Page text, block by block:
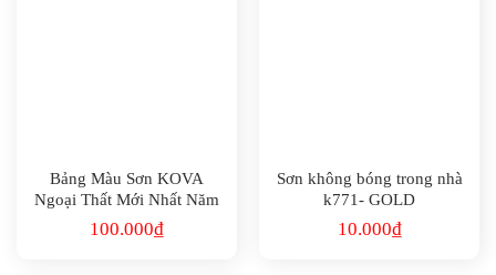
Bảng Màu Sơn KOVA
Ngoại Thất Mới Nhất Năm
2024
100.000₫
Sơn không bóng trong nhà
k771- GOLD
10.000₫